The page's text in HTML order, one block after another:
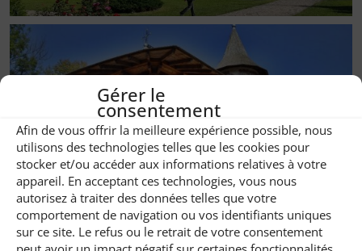
Gérer le
consentement
Afin de vous offrir la meilleure expérience possible, nous
utilisons des technologies telles que les cookies pour
stocker et/ou accéder aux informations relatives à votre
appareil. En acceptant ces technologies, vous nous
autorisez à traiter des données telles que votre
comportement de navigation ou vos identifiants uniques
sur ce site. Le refus ou le retrait de votre consentement